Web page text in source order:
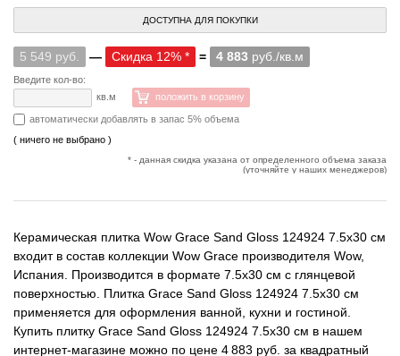
ДОСТУПНА ДЛЯ ПОКУПКИ
5 549 руб. — Скидка 12% * = 4 883 руб./кв.м
Введите кол-во:
кв.м
положить в корзину
автоматически добавлять в запас 5% объема
( ничего не выбрано )
* - данная скидка указана от определенного объема заказа
(уточняйте у наших менеджеров)
Керамическая плитка Wow Grace Sand Gloss 124924 7.5x30 см
входит в состав коллекции Wow Grace производителя Wow,
Испания. Производится в формате 7.5x30 см с глянцевой
поверхностью. Плитка Grace Sand Gloss 124924 7.5x30 см
применяется для оформления ванной, кухни и гостиной.
Купить плитку Grace Sand Gloss 124924 7.5x30 см в нашем
интернет-магазине можно по цене 4 883 руб. за квадратный